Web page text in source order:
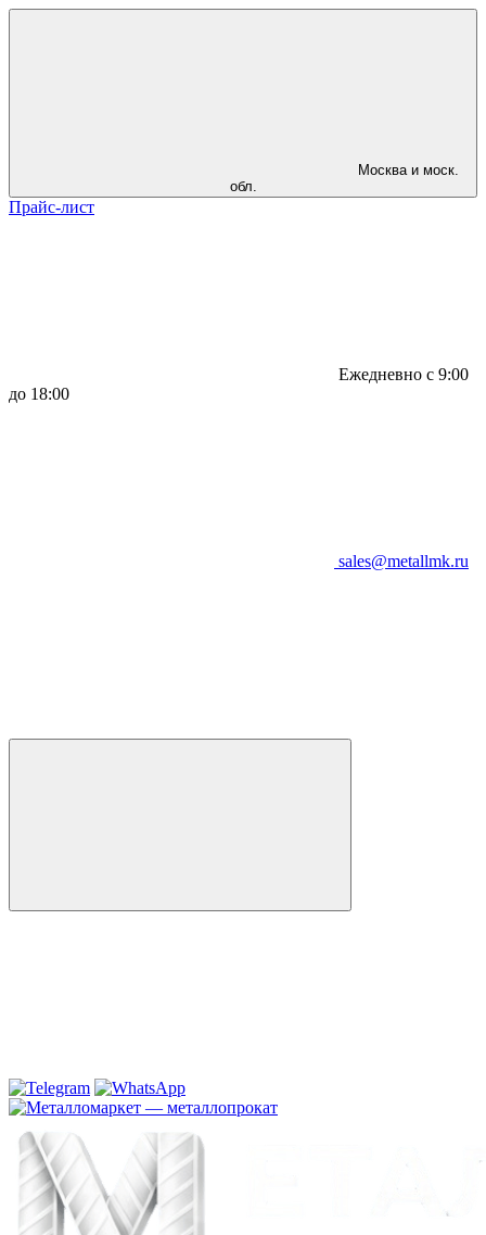
Москва и моск.
обл.
Прайс-лист
Ежедневно с 9:00
до 18:00
sales@metallmk.ru